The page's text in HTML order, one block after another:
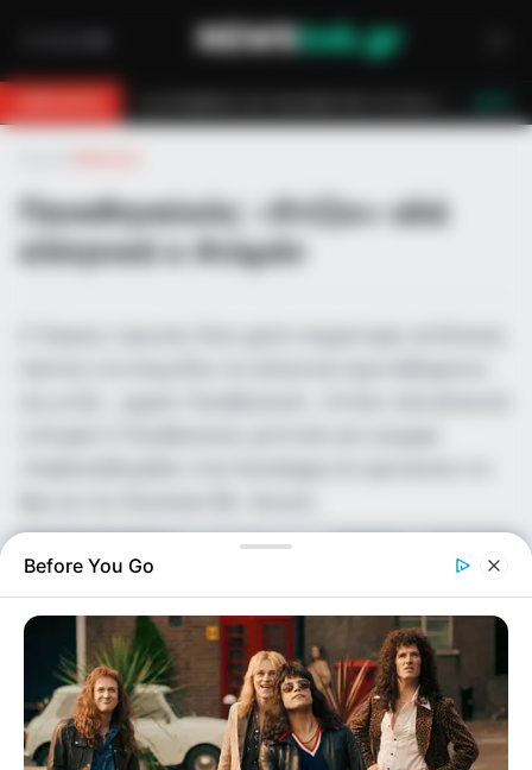
Παναθηναϊκός: «Χτίζει» αλά
ελληνικά ο Αταμάν
Before You Go